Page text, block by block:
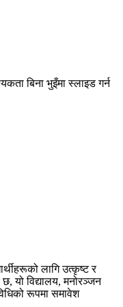
बिना भुइँमा स्लाइड गर्न
लागि उत्कृष्ट र
यो विद्यालय, मनोरञ्जन
रूपमा समावेश